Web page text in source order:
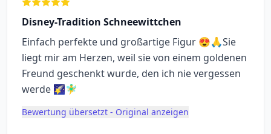
Disney-Tradition Schneewittchen
Einfach perfekte und großartige Figur 😍🙏Sie
liegt mir am Herzen, weil sie von einem goldenen
Freund geschenkt wurde, den ich nie vergessen
werde 🌠🧚‍♂️
Bewertung übersetzt - Original anzeigen